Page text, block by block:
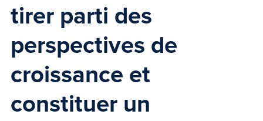
tirer parti des
perspectives de
croissance et
constituer un